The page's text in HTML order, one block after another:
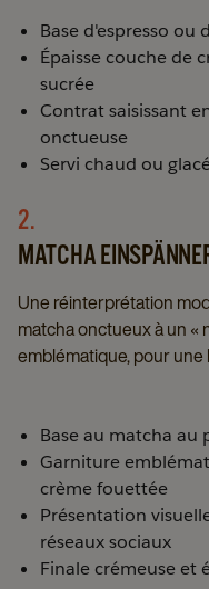
Base d'espresso ou
Épaisse couche de
sucrée
Contrat saisissant
onctueuse
Servi chaud ou
2.
MATCHA
Une réinterprétation
matcha onctueux à un «
emblématique, pour
Base au matcha
Garniture
crème fouettée
Présentation
réseaux sociaux
Finale crémeuse et